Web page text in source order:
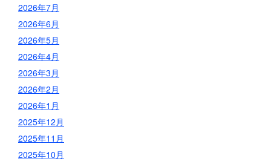
2026年7月
2026年6月
2026年5月
2026年4月
2026年3月
2026年2月
2026年1月
2025年12月
2025年11月
2025年10月